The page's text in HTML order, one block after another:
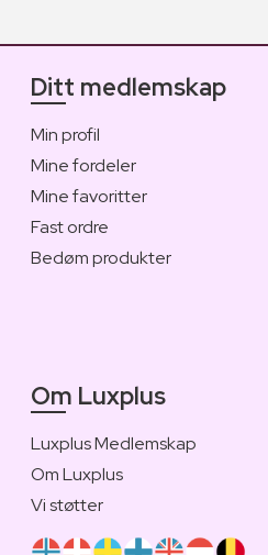
Ditt medlemskap
Min profil
Mine fordeler
Mine favoritter
Fast ordre
Bedøm produkter
Om Luxplus
Luxplus Medlemskap
Om Luxplus
Vi støtter